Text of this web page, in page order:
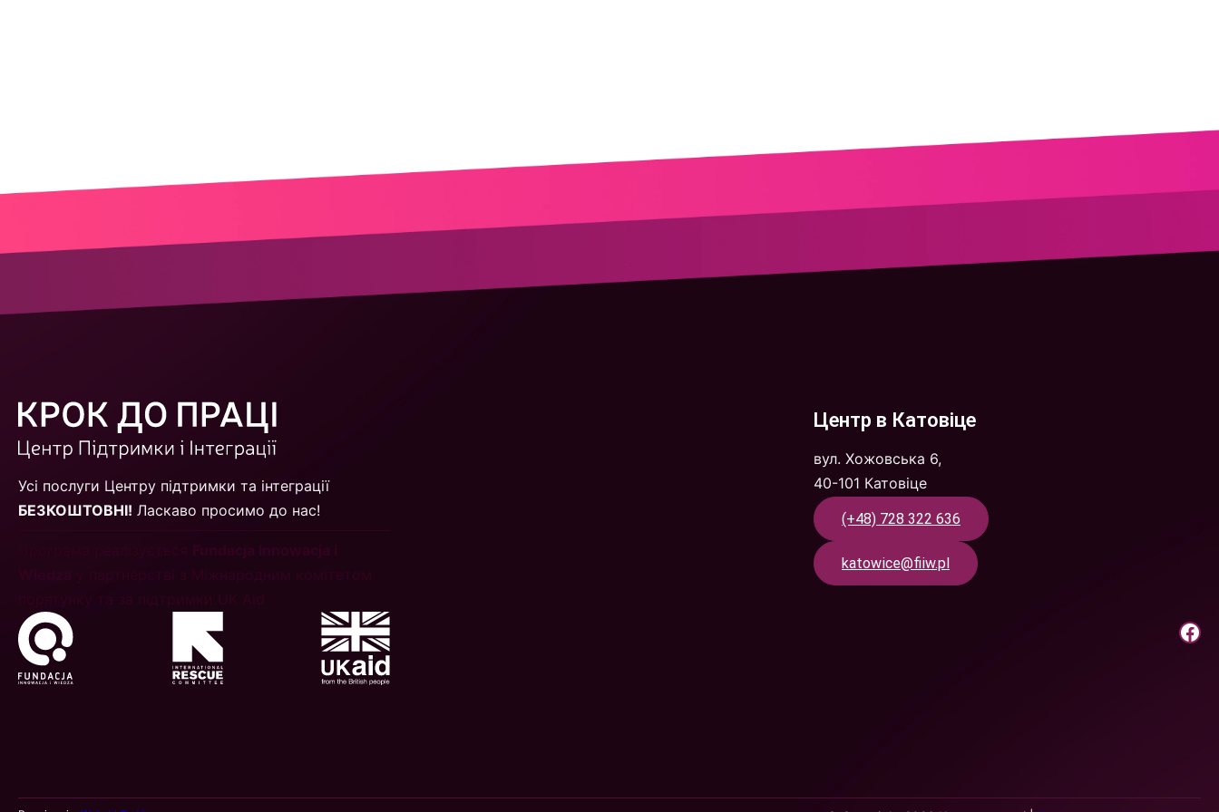
Усі послуги Центру підтримки та інтеграції
БЕЗКОШТОВНІ! Ласкаво просимо до нас!
Центр в Катовіце
вул. Хожовська 6,
40-101 Катовіце
(+48) 728 322 636
katowice@fiiw.pl
Крок до праці | Facebook